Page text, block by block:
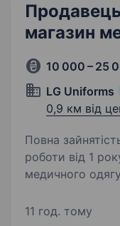
магазин
10 000 – 25
LG Uniforms
0,9 км від
Повна
роботи від 1 року. Брендовий
медичного
Обов’язки: Продаж товару; Викладення товару
11 год. тому